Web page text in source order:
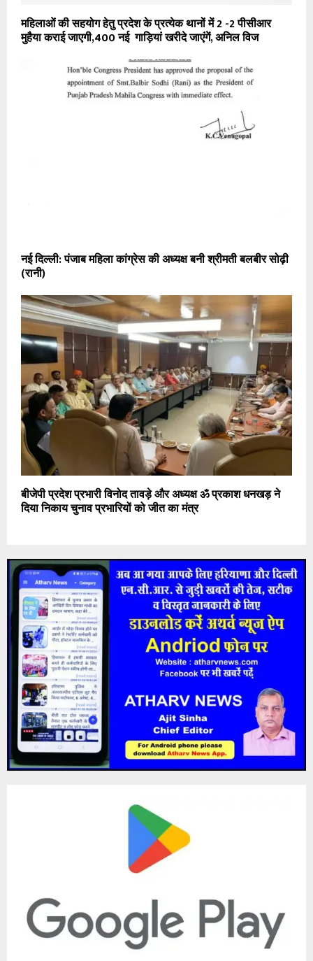
महिलाओं की सहयोग हेतु प्रदेश के प्रत्येक थानों में 2 -2 पीसीआर
मुहैया कराई जाएगी,400 नई गाड़ियां खरीदे जाएंगें, अनिल विज
नई दिल्ली: पंजाब महिला कांग्रेस की अध्यक्ष बनी श्रीमती बलबीर सोढ़ी
(रानी)
बीजेपी प्रदेश प्रभारी विनोद तावड़े और अध्यक्ष ॐ प्रकाश धनखड़ ने
दिया निकाय चुनाव प्रभारियों को जीत का मंत्र